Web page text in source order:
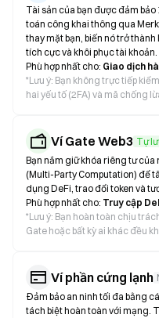
Tài sản của bạn được đảm
toán công khai thông qua
thay mặt bạn, biến nó trở
tích cực và khôi phục tài khoản.
Phù hợp nhất cho: Giao dịch
*Lưu ý: Bạn không trực tiếp
hai yếu tố (2FA) và mã chống
Ví Gate Web3 Tự
Bạn nắm giữ khóa riêng tư của
(Multi-Party Computation) để
dụng DeFi, trao đổi token và
Phù hợp nhất cho: Truy cập
*Lưu ý: Bạn hoàn toàn chịu
Gate hoặc bất kỳ ai khác đều
Ví phần cứng lạnh
Đảm bảo an ninh tối đa bằng
tách biệt hoàn toàn với mạng.